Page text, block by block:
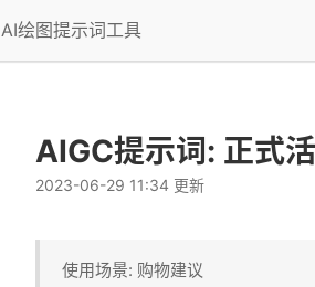
AI绘图提示词工具
AIGC提示词: 正式
2023-06-29 11:34 更新
使用场景: 购物建议